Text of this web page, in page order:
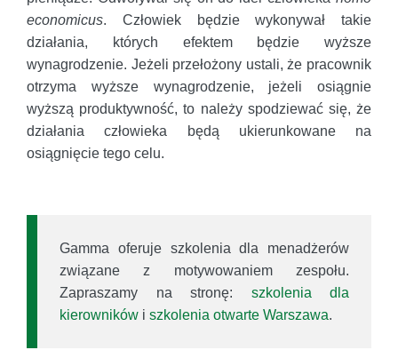
economicus. Człowiek będzie wykonywał takie
działania, których efektem będzie wyższe
wynagrodzenie. Jeżeli przełożony ustali, że pracownik
otrzyma wyższe wynagrodzenie, jeżeli osiągnie
wyższą produktywność, to należy spodziewać się, że
działania człowieka będą ukierunkowane na
osiągnięcie tego celu.
Gamma oferuje szkolenia dla menadżerów
związane z motywowaniem zespołu.
Zapraszamy na stronę: szkolenia dla
kierowników i szkolenia otwarte Warszawa.